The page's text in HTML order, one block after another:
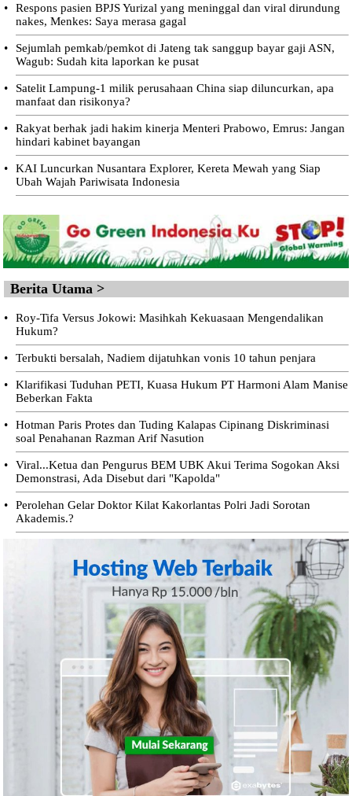
•
Respons pasien BPJS Yurizal yang meninggal dan viral dirundung
nakes, Menkes: Saya merasa gagal
•
Sejumlah pemkab/pemkot di Jateng tak sanggup bayar gaji ASN,
Wagub: Sudah kita laporkan ke pusat
•
Satelit Lampung-1 milik perusahaan China siap diluncurkan, apa
manfaat dan risikonya?
•
Rakyat berhak jadi hakim kinerja Menteri Prabowo, Emrus: Jangan
hindari kabinet bayangan
•
KAI Luncurkan Nusantara Explorer, Kereta Mewah yang Siap
Ubah Wajah Pariwisata Indonesia
Berita Utama >
•
Roy-Tifa Versus Jokowi: Masihkah Kekuasaan Mengendalikan
Hukum?
• Terbukti bersalah, Nadiem dijatuhkan vonis 10 tahun penjara
•
Klarifikasi Tuduhan PETI, Kuasa Hukum PT Harmoni Alam Manise
Beberkan Fakta
•
Hotman Paris Protes dan Tuding Kalapas Cipinang Diskriminasi
soal Penahanan Razman Arif Nasution
•
Viral...Ketua dan Pengurus BEM UBK Akui Terima Sogokan Aksi
Demonstrasi, Ada Disebut dari "Kapolda"
•
Perolehan Gelar Doktor Kilat Kakorlantas Polri Jadi Sorotan
Akademis.?